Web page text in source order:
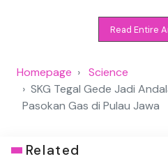
Read Entire
Homepage
Science
SKG Tegal Gede Jadi
Pasokan Gas di Pulau Jawa
Related